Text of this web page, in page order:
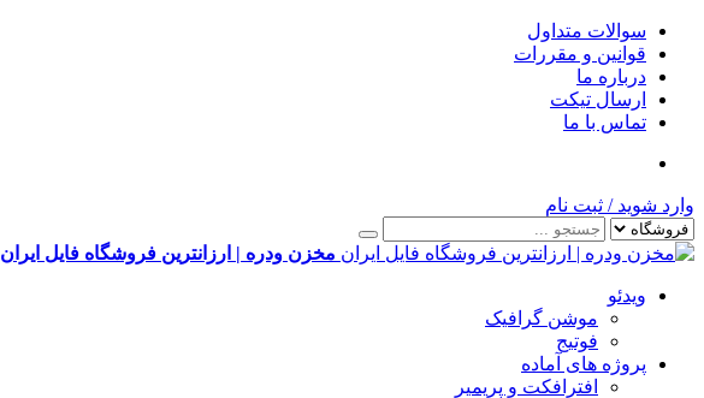
سوالات متداول
قوانین و مقررات
درباره ما
ارسال تیکت
تماس با ما
وارد شوید / ثبت نام
مخزن ودره | ارزانترین فروشگاه فایل ایران
ویدئو
موشن گرافیک
فوتیج
پروژه های آماده
افترافکت و پریمیر